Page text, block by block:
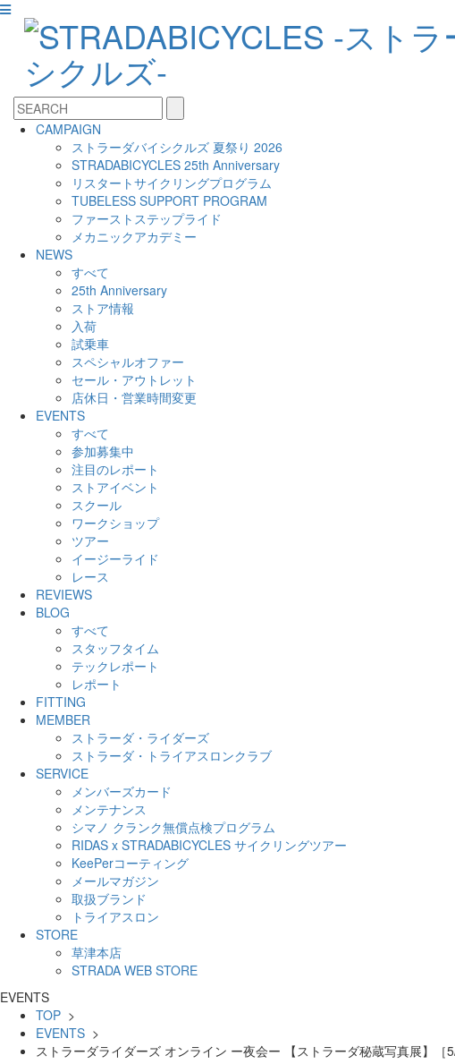
CAMPAIGN
ストラーダバイシクルズ 夏祭り 2026
STRADABICYCLES 25th Anniversary
リスタートサイクリングプログラム
TUBELESS SUPPORT PROGRAM
ファーストステップライド
メカニックアカデミー
NEWS
すべて
25th Anniversary
ストア情報
入荷
試乗車
スペシャルオファー
セール・アウトレット
店休日・営業時間変更
EVENTS
すべて
参加募集中
注目のレポート
ストアイベント
スクール
ワークショップ
ツアー
イージーライド
レース
REVIEWS
BLOG
すべて
スタッフタイム
テックレポート
レポート
FITTING
MEMBER
ストラーダ・ライダーズ
ストラーダ・トライアスロンクラブ
SERVICE
メンバーズカード
メンテナンス
シマノ クランク無償点検プログラム
RIDAS x STRADABICYCLES サイクリングツアー
KeePerコーティング
メールマガジン
取扱ブランド
トライアスロン
STORE
草津本店
STRADA WEB STORE
EVENTS
TOP >
EVENTS >
ストラーダライダーズ オンライン ー夜会ー 【ストラーダ秘蔵写真展】［5/